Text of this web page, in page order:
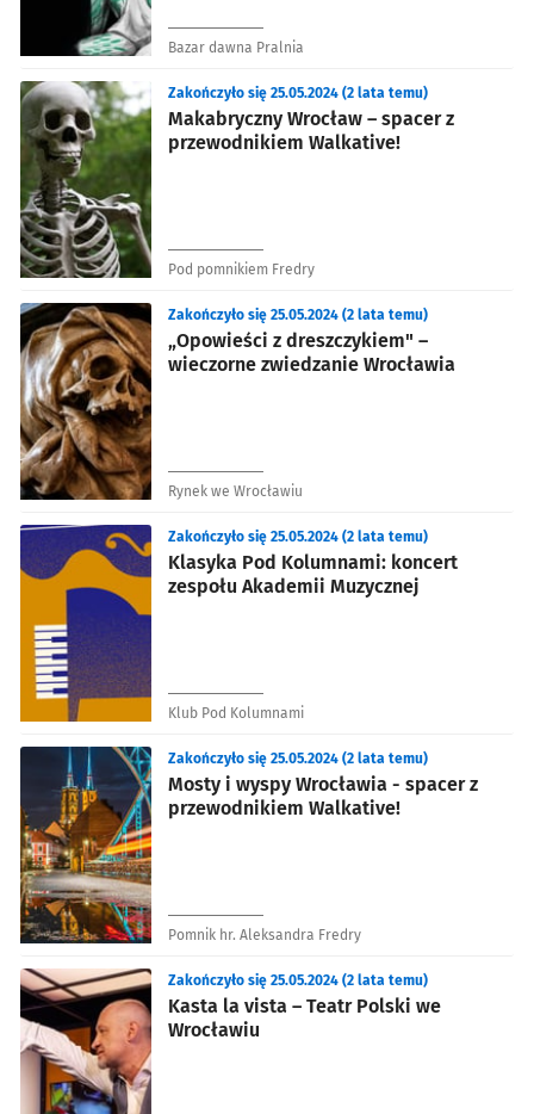
Bazar dawna Pralnia
Makabryczny Wrocław – spacer z
przewodnikiem Walkative!
Zakończyło się 25.05.2024 (2 lata temu)
Pod pomnikiem Fredry
„Opowieści z dreszczykiem" –
wieczorne zwiedzanie Wrocławia
Zakończyło się 25.05.2024 (2 lata temu)
Rynek we Wrocławiu
Klasyka Pod Kolumnami: koncert
zespołu Akademii Muzycznej
Zakończyło się 25.05.2024 (2 lata temu)
Klub Pod Kolumnami
Mosty i wyspy Wrocławia - spacer z
przewodnikiem Walkative!
Zakończyło się 25.05.2024 (2 lata temu)
Pomnik hr. Aleksandra Fredry
Kasta la vista – Teatr Polski we
Wrocławiu
Zakończyło się 25.05.2024 (2 lata temu)